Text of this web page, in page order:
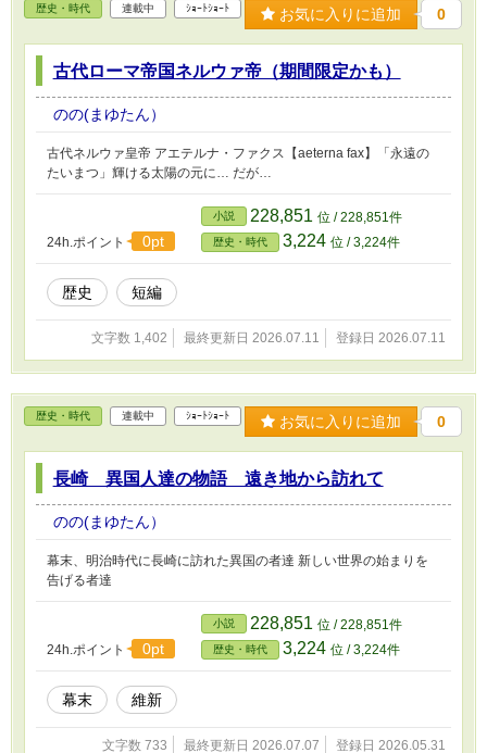
歴史・時代 連載中 ｼｮｰﾄｼｮｰﾄ お気に入りに追加 0
古代ローマ帝国ネルウァ帝（期間限定かも）
のの(まゆたん）
古代ネルウァ皇帝 アエテルナ・ファクス【aeterna fax】「永遠の
たいまつ」輝ける太陽の元に… だが…
24h.ポイント 0pt
小説 228,851 位 / 228,851件
歴史・時代 3,224 位 / 3,224件
歴史 短編
文字数 1,402 最終更新日 2026.07.11 登録日 2026.07.11
歴史・時代 連載中 ｼｮｰﾄｼｮｰﾄ お気に入りに追加 0
長崎 異国人達の物語 遠き地から訪れて
のの(まゆたん）
幕末、明治時代に長崎に訪れた異国の者達 新しい世界の始まりを
告げる者達
24h.ポイント 0pt
小説 228,851 位 / 228,851件
歴史・時代 3,224 位 / 3,224件
幕末 維新
文字数 733 最終更新日 2026.07.07 登録日 2026.05.31